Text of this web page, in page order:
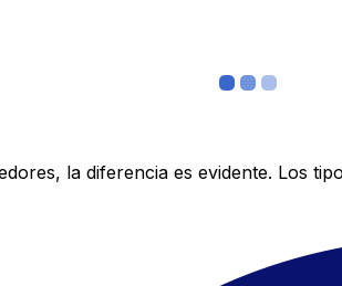
la diferencia es evidente. Los